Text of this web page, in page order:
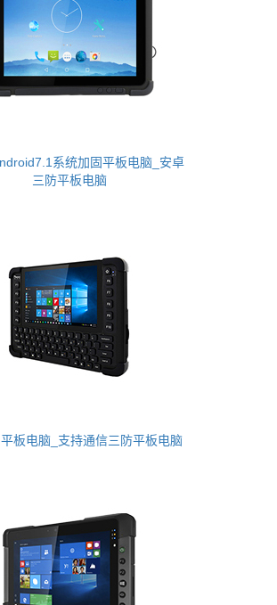
系统加固平板电脑_安卓
三防平板电脑
板电脑_支持通信三防平板电脑